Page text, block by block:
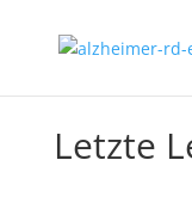
Letzte